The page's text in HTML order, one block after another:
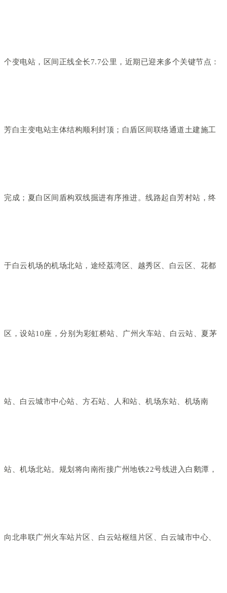
个变电站，区间正线全长7.7公里，近期已迎来多个关键节点：
芳白主变电站主体结构顺利封顶；白盾区间联络通道土建施工
完成；夏白区间盾构双线掘进有序推进。线路起自芳村站，终
于白云机场的机场北站，途经荔湾区、越秀区、白云区、花都
区，设站10座，分别为彩虹桥站、广州火车站、白云站、夏茅
站、白云城市中心站、方石站、人和站、机场东站、机场南
站、机场北站。规划将向南衔接广州地铁22号线进入白鹅潭，
向北串联广州火车站片区、白云站枢纽片区、白云城市中心、